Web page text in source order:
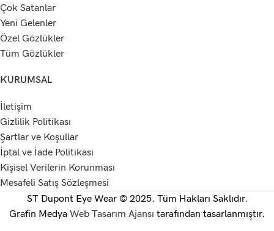
Çok Satanlar
Yeni Gelenler
Özel Gözlükler
Tüm Gözlükler
KURUMSAL
İletişim
Gizlilik Politikası
Şartlar ve Koşullar
İptal ve İade Politikası
Kişisel Verilerin Korunması
Mesafeli Satış Sözleşmesi
ST Dupont Eye Wear © 2025. Tüm Hakları Saklıdır.
Grafin Medya Web Tasarım Ajansı tarafından tasarlanmıştır.